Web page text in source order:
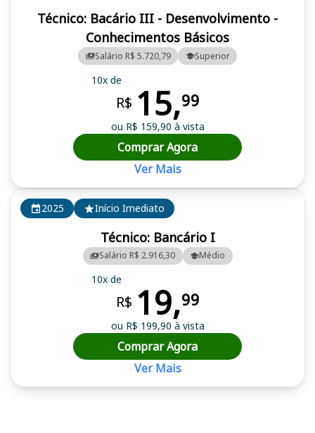
2025 Início Imediato
Técnico: Bancário I
Salário R$ 2.916,30 Médio
10x de
R$ 19,99
ou R$ 199,90 à vista
Comprar Agora
Ver Mais
Técnico: Bacário III - Desenvolvimento -
Conhecimentos Básicos
Salário R$ 5.720,79 Superior
10x de
R$ 15,99
ou R$ 159,90 à vista
Comprar Agora
Ver Mais